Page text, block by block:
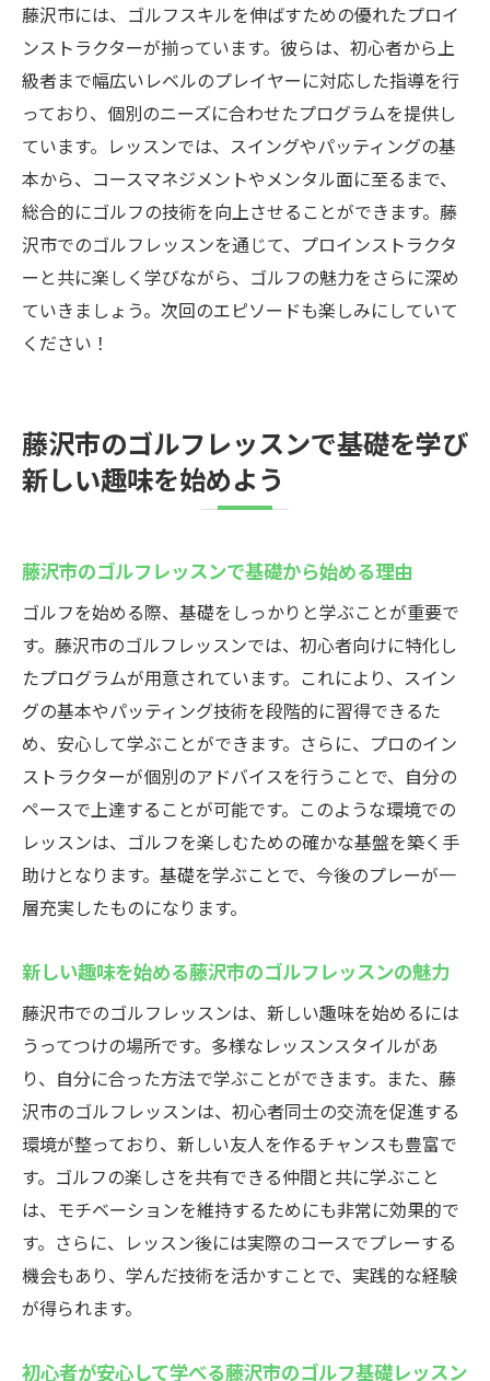
藤沢市には、ゴルフスキルを伸ばすための優れたプロイ
ンストラクターが揃っています。彼らは、初心者から上
級者まで幅広いレベルのプレイヤーに対応した指導を行
っており、個別のニーズに合わせたプログラムを提供し
ています。レッスンでは、スイングやパッティングの基
本から、コースマネジメントやメンタル面に至るまで、
総合的にゴルフの技術を向上させることができます。藤
沢市でのゴルフレッスンを通じて、プロインストラクタ
ーと共に楽しく学びながら、ゴルフの魅力をさらに深め
ていきましょう。次回のエピソードも楽しみにしていて
ください！
藤沢市のゴルフレッスンで基礎を学び
新しい趣味を始めよう
藤沢市のゴルフレッスンで基礎から始める理由
ゴルフを始める際、基礎をしっかりと学ぶことが重要で
す。藤沢市のゴルフレッスンでは、初心者向けに特化し
たプログラムが用意されています。これにより、スイン
グの基本やパッティング技術を段階的に習得できるた
め、安心して学ぶことができます。さらに、プロのイン
ストラクターが個別のアドバイスを行うことで、自分の
ペースで上達することが可能です。このような環境での
レッスンは、ゴルフを楽しむための確かな基盤を築く手
助けとなります。基礎を学ぶことで、今後のプレーが一
層充実したものになります。
新しい趣味を始める藤沢市のゴルフレッスンの魅力
藤沢市でのゴルフレッスンは、新しい趣味を始めるには
うってつけの場所です。多様なレッスンスタイルがあ
り、自分に合った方法で学ぶことができます。また、藤
沢市のゴルフレッスンは、初心者同士の交流を促進する
環境が整っており、新しい友人を作るチャンスも豊富で
す。ゴルフの楽しさを共有できる仲間と共に学ぶこと
は、モチベーションを維持するためにも非常に効果的で
す。さらに、レッスン後には実際のコースでプレーする
機会もあり、学んだ技術を活かすことで、実践的な経験
が得られます。
初心者が安心して学べる藤沢市のゴルフ基礎レッスン